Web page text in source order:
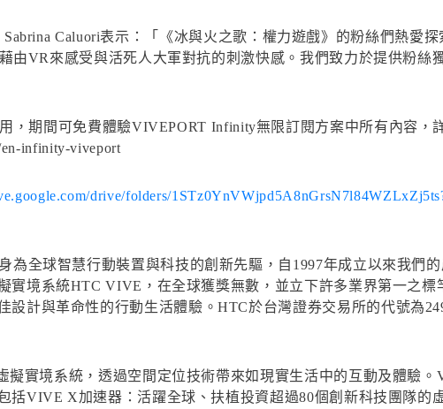
Caluori表示：「《冰與火之歌：權力遊戲》的粉絲們熱愛
由VR來感受與活死人大軍對抗的刺激快感。我們致力於提供粉絲
，期間可免費體驗VIVEPORT Infinity無限訂閱方案中所有內容，
infinity-viveport
drive/folders/
為全球智慧行動裝置與科技的創新先驅，自1997年成立以來我們
實境系統HTC VIVE，在全球獲獎無數，並立下許多業界第一之標
設計與革命性的行動生活體驗。HTC於台灣證券交易所的代號為
實境系統，透過空間定位技術帶來如現實生活中的互動及體驗
括VIVE X加速器：活躍全球、扶植投資超過80個創新科技團隊的